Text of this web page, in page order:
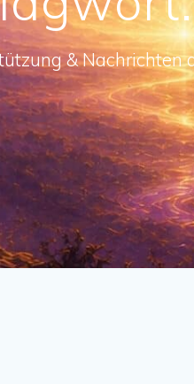
& Nachrichten